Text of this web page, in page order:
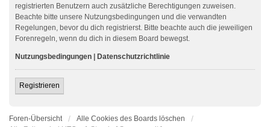
registrierten Benutzern auch zusätzliche Berechtigungen zuweisen.
Beachte bitte unsere Nutzungsbedingungen und die verwandten
Regelungen, bevor du dich registrierst. Bitte beachte auch die jeweiligen
Forenregeln, wenn du dich in diesem Board bewegst.
Nutzungsbedingungen Datenschutzrichtlinie
Registrieren
Foren-Übersicht
Alle Cookies des Boards löschen